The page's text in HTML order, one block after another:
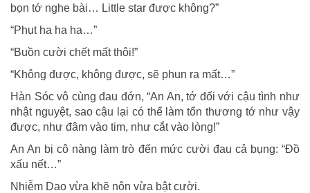
bọn tớ nghe bài… Little star được không?”
“Phụt ha ha ha…”
“Buồn cười chết mất thôi!”
“Không được, không được, sẽ phun ra mất…”
Hàn Sóc vô cùng đau đớn, “An An, tớ đối với cậu tình như
nhật nguyệt, sao cậu lại có thể làm tổn thương tớ như vậy
được, như đâm vào tim, như cắt vào lòng!”
An An bị cô nàng làm trò đến mức cười đau cả bụng: “Đồ
xấu nết…”
Nhiễm Dao vừa khẽ nôn vừa bật cười.